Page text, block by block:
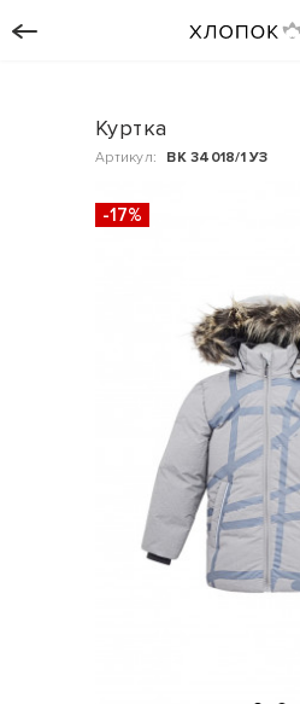
Куртка
Артикул: ВК 34018/1 УЗ
-17%